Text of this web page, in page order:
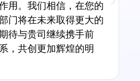
用。我们相信，在您的
门将在未来取得更大的
待与贵司继续携手前
，共创更加辉煌的明